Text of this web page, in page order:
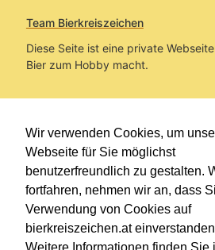
Wir verwenden Cookies, um
Webseite für Sie möglichst
benutzerfreundlich zu gestalten.
fortfahren, nehmen wir an, dass
Verwendung von Cookies auf
bierkreiszeichen.at
Team Bierkreiszeichen
Diese Seite ist eine private
Bier zum Hobby macht.
Sie befinden sich auf https://
im Pfad:Übers Bier/Brauereien
Erstellt: 2013-03-21
Links